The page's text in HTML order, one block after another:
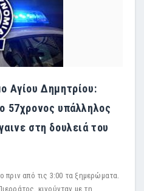
Αγίου Δημητρίου:
57χρονος υπάλληλος
στη δουλειά του
πριν από τις 3:00 τα ξημερώματα.
κινούνταν με τη